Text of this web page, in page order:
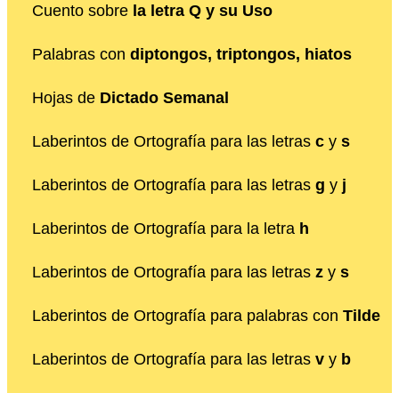
Cuento sobre la letra Q y su Uso
Palabras con diptongos, triptongos, hiatos
Hojas de Dictado Semanal
Laberintos de Ortografía para las letras c y s
Laberintos de Ortografía para las letras g y j
Laberintos de Ortografía para la letra h
Laberintos de Ortografía para las letras z y s
Laberintos de Ortografía para palabras con Tilde
Laberintos de Ortografía para las letras v y b